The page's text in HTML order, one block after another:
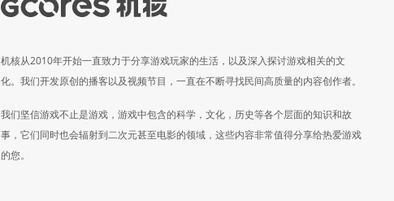
机核从2010年开始一直致力于分享游戏玩家的生活，以及深入探讨游戏相关的文
化。我们开发原创的播客以及视频节目，一直在不断寻找民间高质量的内容创作者。
我们坚信游戏不止是游戏，游戏中包含的科学，文化，历史等各个层面的知识和故
事，它们同时也会辐射到二次元甚至电影的领域，这些内容非常值得分享给热爱游戏
的您。